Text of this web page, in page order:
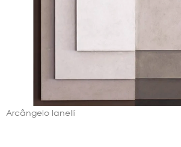
Arcângelo Ianelli